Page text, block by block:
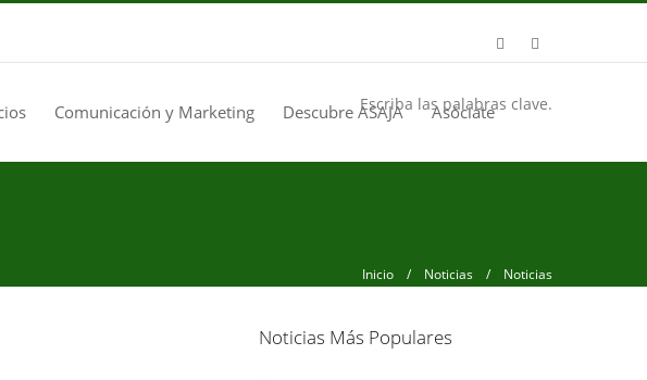
Comunicación y Marketing Descubre ASAJA Asóciate
Escriba las palabras clave.
Inicio / Noticias / Noticias
Noticias Más Populares